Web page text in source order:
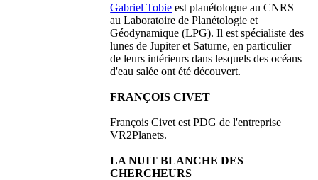
Gabriel Tobie est planétologue au CNRS
au Laboratoire de Planétologie et
Géodynamique (LPG). Il est spécialiste des
lunes de Jupiter et Saturne, en particulier
de leurs intérieurs dans lesquels des océans
d'eau salée ont été découvert.
FRANÇOIS CIVET
François Civet est PDG de l'entreprise
VR2Planets.
LA NUIT BLANCHE DES
CHERCHEURS